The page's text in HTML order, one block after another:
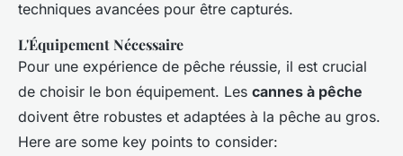
techniques avancées pour être capturés.
L'Équipement Nécessaire
Pour une expérience de pêche réussie, il est crucial
de choisir le bon équipement. Les cannes à pêche
doivent être robustes et adaptées à la pêche au gros.
Here are some key points to consider: